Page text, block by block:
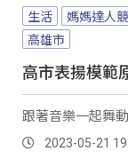
生活 媽媽達人
高雄市
高市表揚模範
跟著音樂一起舞
2023-05-21